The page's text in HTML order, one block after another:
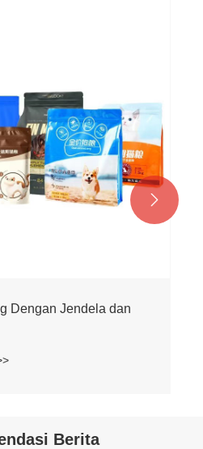
Dengan Jendela dan

Berita